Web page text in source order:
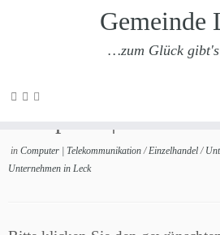
Zum
Gemeinde
…zum Glück
in Computer | Telekommunikation/Einzelhandel/
Unternehmen in Leck